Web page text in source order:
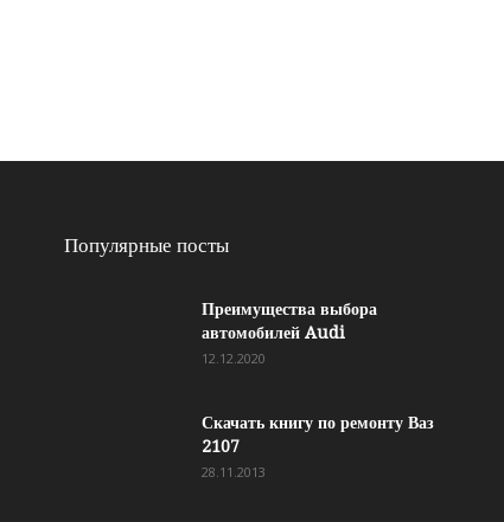
Популярные посты
Преимущества выбора
автомобилей Audi
12.12.2020
Скачать книгу по ремонту Ваз
2107
28.11.2013